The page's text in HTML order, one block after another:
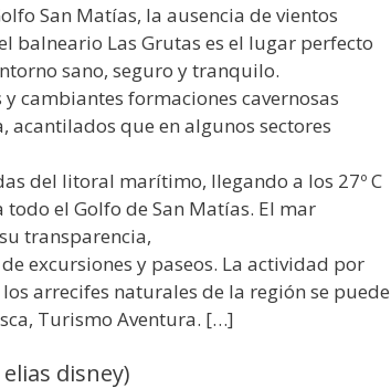
San Matías, la ausencia de vientos
balneario Las Grutas es el lugar perfecto
sano, seguro y tranquilo.
cambiantes formaciones cavernosas
que en algunos sectores
del litoral marítimo, llegando a los 27º C
todo el Golfo de San Matías. El mar
transparencia,
excursiones y paseos. La actividad por
arrecifes naturales de la región se puede
Turismo Aventura. […]
disney)